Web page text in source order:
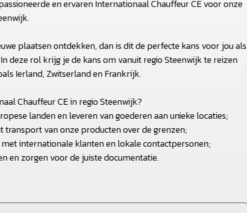
en ervaren Internationaal Chauffeur CE voor onze
plaatsen ontdekken, dan is dit de perfecte kans voor jou als
deze rol krijg je de kans om vanuit regio Steenwijk te reizen
Ierland, Zwitserland en Frankrijk.
Chauffeur CE in regio Steenwijk?
landen en leveren van goederen aan unieke locaties;
transport van onze producten over de grenzen;
internationale klanten en lokale contactpersonen;
en zorgen voor de juiste documentatie.